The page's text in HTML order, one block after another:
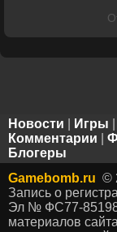
Новости Игры
Комментарии
Блогеры
Gamebomb.ru ©
Запись о
Эл № ФС77-
материалов